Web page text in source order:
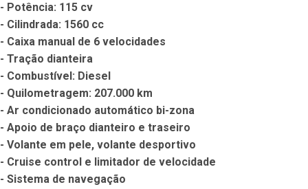
- Potência: 115 cv
- Cilindrada: 1560 cc
- Caixa manual de 6 velocidades
- Tração dianteira
- Combustível: Diesel
- Quilometragem: 207.000 km
- Ar condicionado automático bi-zona
- Apoio de braço dianteiro e traseiro
- Volante em pele, volante desportivo
- Cruise control e limitador de velocidade
- Sistema de navegação